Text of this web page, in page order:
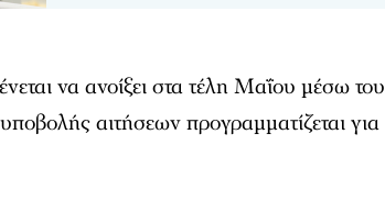
να ανοίξει στα τέλη Μαΐου μέσω του
αιτήσεων προγραμματίζεται για